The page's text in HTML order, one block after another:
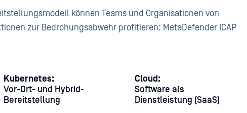
können Teams und Organisationen von
zur Bedrohungsabwehr profitieren: MetaDefender ICAP
Kubernetes:
Vor-Ort- und Hybrid-
Bereitstellung
Cloud:
Software als
Dienstleistung (SaaS)